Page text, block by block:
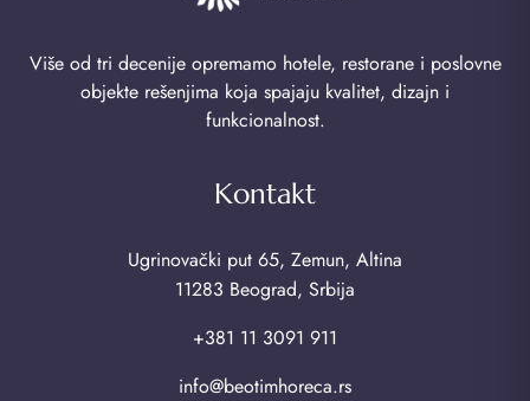
Više od tri decenije opremamo hotele, restorane i poslovne
objekte rešenjima koja spajaju kvalitet, dizajn i
funkcionalnost.
Kontakt
Ugrinovački put 65, Zemun, Altina
11283 Beograd, Srbija
+381 11 3091 911
info@beotimhoreca.rs